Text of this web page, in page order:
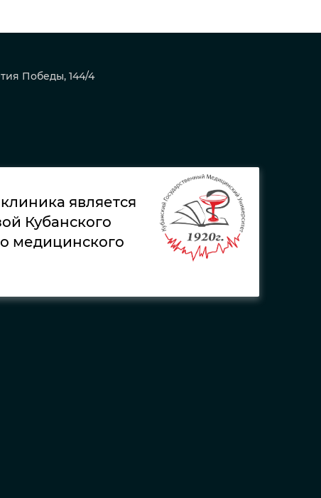
Победы, 144/4
является
Кубанского
медицинского